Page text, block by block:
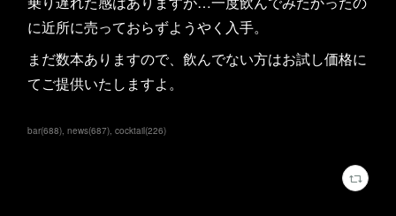
に近所に売っておらずようやく入手。
まだ数本ありますので、飲んでない方はお試し価格に
てご提供いたしますよ。
bar(688) news(687) cocktail(226)